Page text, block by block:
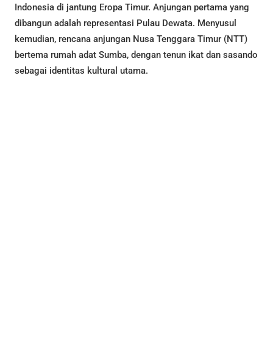
Indonesia di jantung Eropa Timur. Anjungan pertama yang
dibangun adalah representasi Pulau Dewata. Menyusul
kemudian, rencana anjungan Nusa Tenggara Timur (NTT)
bertema rumah adat Sumba, dengan tenun ikat dan sasando
sebagai identitas kultural utama.